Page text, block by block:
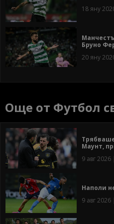
18 яну
Бруно
20 яну
Още от Футбол
Маунт,
9 авг
Наполи
9 авг